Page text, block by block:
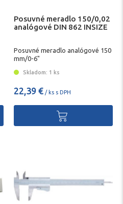
Posuvné meradlo 150/0,02
analógové DIN 862 INSIZE
Posuvné meradlo analógové 150
mm/0-6"
Skladom: 1 ks
22,39 € / ks s DPH